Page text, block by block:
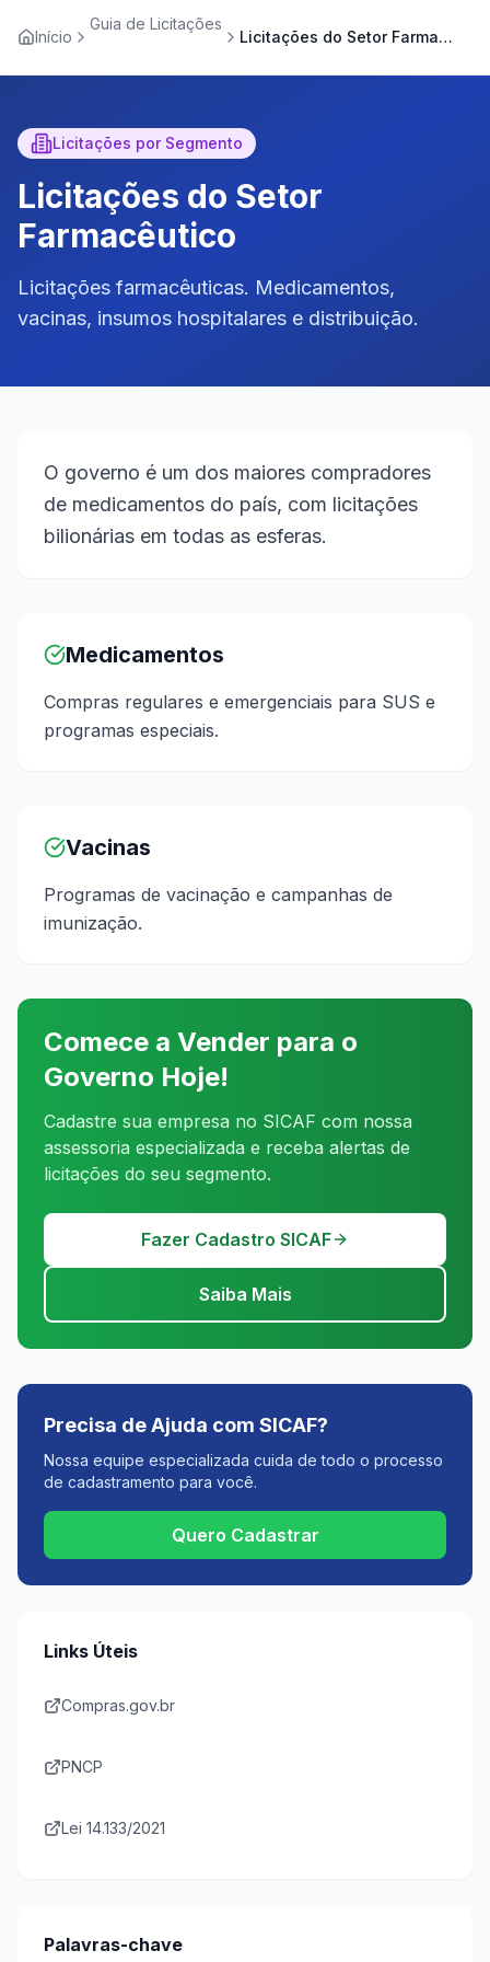
Início
Guia de Licitações
Licitações do Setor Farmacêutico
Licitações por Segmento
Licitações do Setor
Farmacêutico
Licitações farmacêuticas. Medicamentos,
vacinas, insumos hospitalares e distribuição.
O governo é um dos maiores compradores
de medicamentos do país, com licitações
bilionárias em todas as esferas.
Medicamentos
Compras regulares e emergenciais para SUS e
programas especiais.
Vacinas
Programas de vacinação e campanhas de
imunização.
Comece a Vender para o
Governo Hoje!
Cadastre sua empresa no SICAF com nossa
assessoria especializada e receba alertas de
licitações do seu segmento.
Fazer Cadastro SICAF
Saiba Mais
Precisa de Ajuda com SICAF?
Nossa equipe especializada cuida de todo o processo
de cadastramento para você.
Quero Cadastrar
Links Úteis
Compras.gov.br
PNCP
Lei 14.133/2021
Palavras-chave